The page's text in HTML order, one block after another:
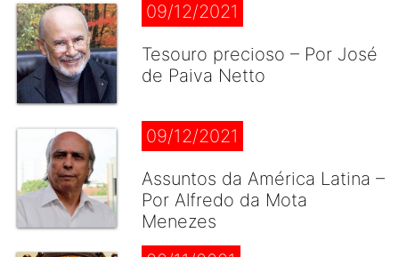
09/12/2021
Tesouro precioso – Por José
de Paiva Netto
09/12/2021
Assuntos da América Latina –
Por Alfredo da Mota
Menezes